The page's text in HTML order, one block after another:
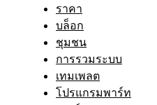
ราคา
บล็อก
ชุมชน
การรวมระบบ
เทมเพลต
โปรแกรมพาร์ท